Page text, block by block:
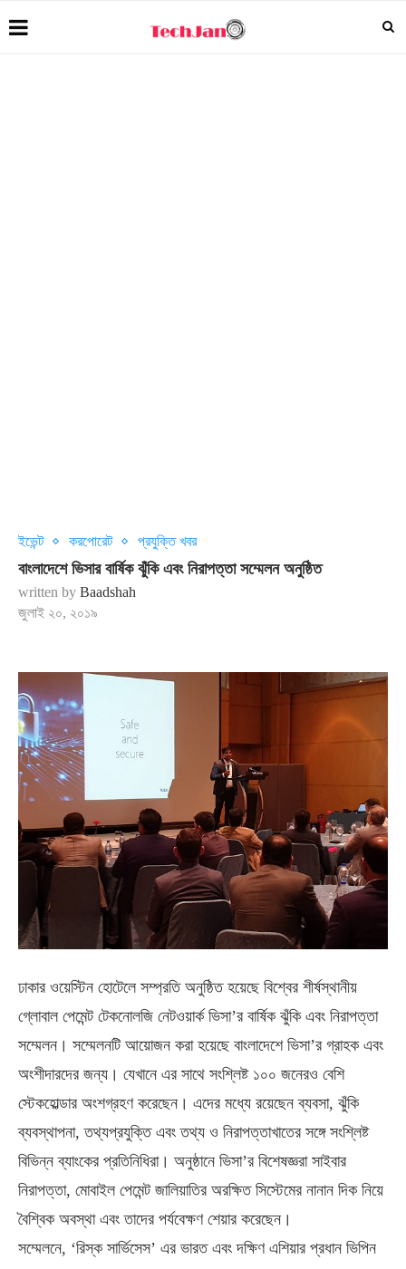
ইভেন্ট করপোরেট প্রযুক্তি খবর
বাংলাদেশে ভিসার বার্ষিক ঝুঁকি এবং নিরাপত্তা সম্মেলন অনুষ্ঠিত
written by Baadshah
জুলাই ২০, ২০১৯
ঢাকার ওয়েস্টিন হোটেলে সম্প্রতি অনুষ্ঠিত হয়েছে বিশ্বের শীর্ষস্থানীয়
গ্লোবাল পেমেন্ট টেকনোলজি নেটওয়ার্ক ভিসা’র বার্ষিক ঝুঁকি এবং নিরাপত্তা
সম্মেলন। সম্মেলনটি আয়োজন করা হয়েছে বাংলাদেশে ভিসা’র গ্রাহক এবং
অংশীদারদের জন্য। যেখানে এর সাথে সংশ্লিষ্ট ১০০ জনেরও বেশি
স্টেকহোল্ডার অংশগ্রহণ করেছেন। এদের মধ্যে রয়েছেন ব্যবসা, ঝুঁকি
ব্যবস্থাপনা, তথ্যপ্রযুক্তি এবং তথ্য ও নিরাপত্তাখাতের সঙ্গে সংশ্লিষ্ট
বিভিন্ন ব্যাংকের প্রতিনিধিরা। অনুষ্ঠানে ভিসা’র বিশেষজ্ঞরা সাইবার
নিরাপত্তা, মোবাইল পেমেন্ট জালিয়াতির অরক্ষিত সিস্টেমের নানান দিক নিয়ে
বৈশ্বিক অবস্থা এবং তাদের পর্যবেক্ষণ শেয়ার করেছেন।
সম্মেলনে, ‘রিস্ক সার্ভিসেস’ এর ভারত এবং দক্ষিণ এশিয়ার প্রধান ভিপিন